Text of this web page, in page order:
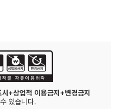
+상업적 이용금지+변경금지
있습니다.